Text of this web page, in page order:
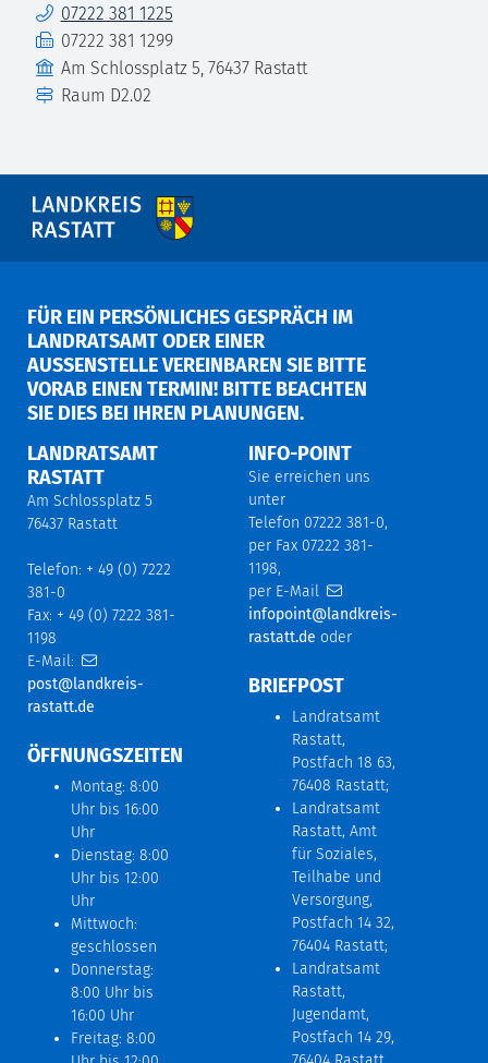
Telefon07222 381 1225
Fax 07222 381 1299
Gebäude
Am Schlossplatz 5, 76437 Rastatt
Raum D2.02
FÜR EIN PERSÖNLICHES GESPRÄCH IM
LANDRATSAMT ODER EINER
AUSSENSTELLE VEREINBAREN SIE BITTE V
ORAB EINEN TERMIN! BITTE BEACHTEN S
IE DIES BEI IHREN PLANUNGEN.
LANDRATSAMT
RASTATT
Am Schlossplatz 5
76437 Rastatt
Telefon: + 49 (0) 7222
381-0
Fax: + 49 (0) 7222 381-
1198
E-Mail:
post@landkreis-
rastatt.de
ÖFFNUNGSZEITEN
Montag: 8:00
Uhr bis 16:00
Uhr
Dienstag: 8:00
Uhr bis 12:00
Uhr
Mittwoch:
geschlossen
Donnerstag:
8:00 Uhr bis
16:00 Uhr
Freitag: 8:00
INFO-POINT
Sie erreichen uns
unter
Telefon 07222 381-0,
per Fax 07222 381-
1198,
per E-Mail
infopoint@landkreis-
rastatt.de oder
BRIEFPOST
Landratsamt
Rastatt,
Postfach 18 63,
76408 Rastatt;
Landratsamt
Rastatt, Amt
für Soziales,
Teilhabe und
Versorgung,
Postfach 14 32,
76404 Rastatt;
Landratsamt
Rastatt,
Jugendamt,
Postfach 14 29,